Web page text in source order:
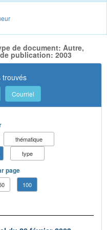
de document: Autre,
publication: 2003
trouvés
Courriel
thématique
type
page
100